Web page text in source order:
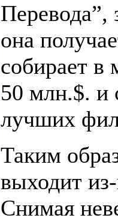
Перевода”,
она
собирает в
50 млн.$. и
лучших
Таким
выходит
Снимая